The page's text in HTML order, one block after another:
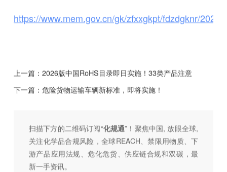
https://www.mem.gov.cn/gk/zfxxgkpt/fdzdgknr/
上一篇： 2026版中国RoHS目录即日实施！33类产品注意
下一篇： 危险货物运输车辆新标准，即将实施！
扫描下方的二维码订阅“化规通”！聚焦中国, 放眼全球,
关注化学品合规风险，全球REACH、禁限用物质、下
游产品应用法规、危化危货、供应链合规和双碳，最
新一手资讯。